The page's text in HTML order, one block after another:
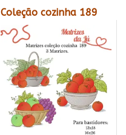
Coleção cozinha 189